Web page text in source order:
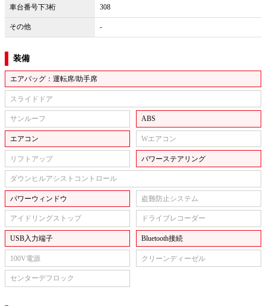
車台番号下3桁 308
その他 -
装備
エアバッグ：運転席/助手席
スライドドア
サンルーフ ABS
エアコン Wエアコン
リフトアップ パワーステアリング
ダウンヒルアシストコントロール
パワーウィンドウ 盗難防止システム
アイドリングストップ ドライブレコーダー
USB入力端子 Bluetooth接続
100V電源 クリーンディーゼル
センターデフロック